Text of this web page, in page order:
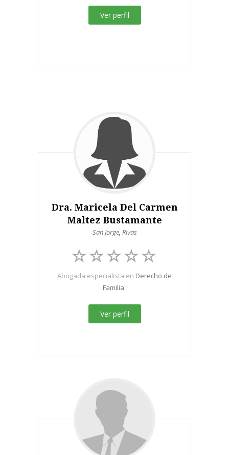
Ver perfil
Dra. Maricela Del Carmen
Maltez Bustamante
San Jorge, Rivas
Abogada especialista en Derecho de
Familia.
Ver perfil